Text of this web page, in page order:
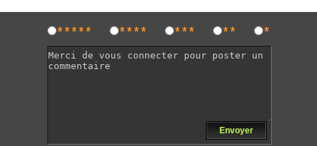
***** **** *** ** *
Envoyer